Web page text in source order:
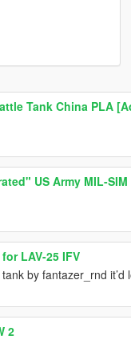
Tank China PLA
US Army MIL-
LAV-25 IFV
by fantazer_rnd
2